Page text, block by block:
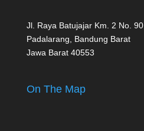
Jl. Raya Batujajar Km. 2 No. 90
Padalarang, Bandung Barat
Jawa Barat 40553
On The Map